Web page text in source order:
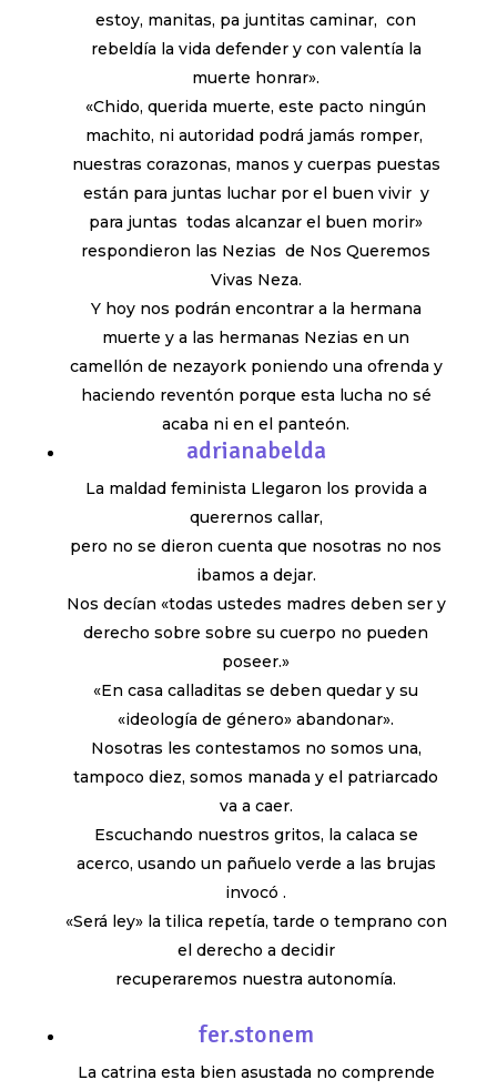
estoy, manitas, pa juntitas caminar, con
rebeldía la vida defender y con valentía la
muerte honrar».
«Chido, querida muerte, este pacto ningún
machito, ni autoridad podrá jamás romper,
nuestras corazonas, manos y cuerpas puestas
están para juntas luchar por el buen vivir y
para juntas todas alcanzar el buen morir»
respondieron las Nezias de Nos Queremos
Vivas Neza.
Y hoy nos podrán encontrar a la hermana
muerte y a las hermanas Nezias en un
camellón de nezayork poniendo una ofrenda y
haciendo reventón porque esta lucha no sé
acaba ni en el panteón.
adrianabelda
La maldad feminista Llegaron los provida a
querernos callar,
pero no se dieron cuenta que nosotras no nos
ibamos a dejar.
Nos decían «todas ustedes madres deben ser y
derecho sobre sobre su cuerpo no pueden
poseer.»
«En casa calladitas se deben quedar y su
«ideología de género» abandonar».
Nosotras les contestamos no somos una,
tampoco diez, somos manada y el patriarcado
va a caer.
Escuchando nuestros gritos, la calaca se
acerco, usando un pañuelo verde a las brujas
invocó .
«Será ley» la tilica repetía, tarde o temprano con
el derecho a decidir
recuperaremos nuestra autonomía.
fer.stonem
La catrina esta bien asustada no comprende